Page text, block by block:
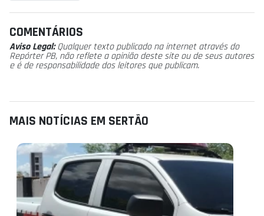
COMENTÁRIOS
Aviso Legal:Qualquer texto publicado na internet através do
Repórter PB, não reflete a opinião deste site ou de seus autores
e é de responsabilidade dos leitores que publicam.
MAIS NOTÍCIAS EM SERTÃO